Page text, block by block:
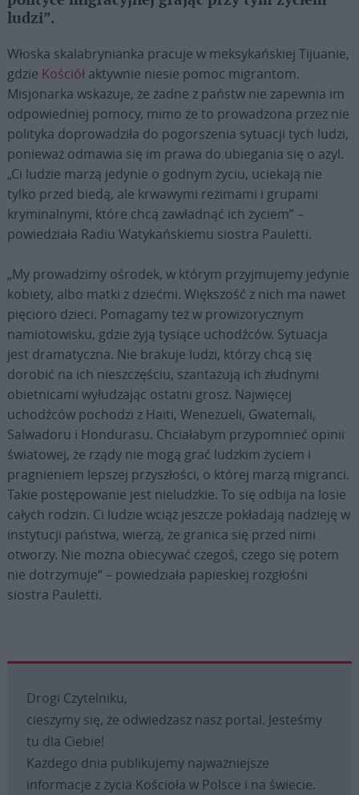
ludzi”.
Włoska skalabrynianka pracuje w meksykańskiej Tijuanie,
gdzie Kościółaktywnie niesie pomoc migrantom.
Misjonarka wskazuje, że żadne z państw nie zapewnia im
odpowiedniej pomocy, mimo że to prowadzona przez nie
polityka doprowadziła do pogorszenia sytuacji tych ludzi,
ponieważ odmawia się im prawa do ubiegania się o azyl.
„Ci ludzie marzą jedynie o godnym życiu, uciekają nie
tylko przed biedą, ale krwawymi reżimami i grupami
kryminalnymi, które chcą zawładnąć ich życiem” –
powiedziała Radiu Watykańskiemu siostra Pauletti.
„My prowadzimy ośrodek, w którym przyjmujemy jedynie
kobiety, albo matki z dziećmi. Większość z nich ma nawet
pięcioro dzieci. Pomagamy też w prowizorycznym
namiotowisku, gdzie żyją tysiące uchodźców. Sytuacja
jest dramatyczna. Nie brakuje ludzi, którzy chcą się
dorobić na ich nieszczęściu, szantażują ich złudnymi
obietnicami wyłudzając ostatni grosz. Najwięcej
uchodźców pochodzi z Haiti, Wenezueli, Gwatemali,
Salwadoru i Hondurasu. Chciałabym przypomnieć opinii
światowej, że rządy nie mogą grać ludzkim życiem i
pragnieniem lepszej przyszłości, o której marzą migranci.
Takie postępowanie jest nieludzkie. To się odbija na losie
całych rodzin. Ci ludzie wciąż jeszcze pokładają nadzieję w
instytucji państwa, wierzą, że granica się przed nimi
otworzy. Nie można obiecywać czegoś, czego się potem
nie dotrzymuje“ – powiedziała papieskiej rozgłośni
siostra Pauletti.
Drogi Czytelniku,
cieszymy się, że odwiedzasz nasz portal. Jesteśmy
tu dla Ciebie!
Każdego dnia publikujemy najważniejsze
informacje z życia Kościoła w Polsce i na świecie.